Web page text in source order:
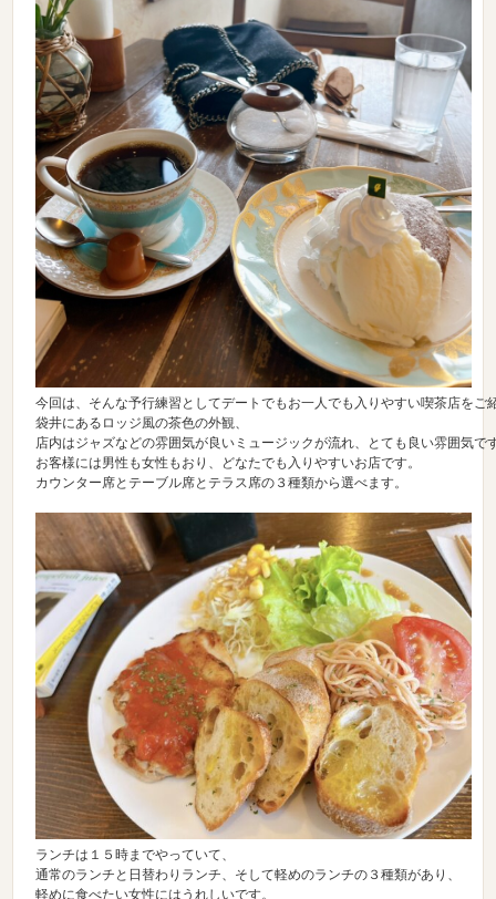
今回は、そんな予行練習としてデートでもお一人でも入りやすい喫茶店をご
袋井にあるロッジ風の茶色の外観、
店内はジャズなどの雰囲気が良いミュージックが流れ、とても良い雰囲気で
お客様には男性も女性もおり、どなたでも入りやすいお店です。
カウンター席とテーブル席とテラス席の３種類から選べます。
ランチは１５時までやっていて、
通常のランチと日替わりランチ、そして軽めのランチの３種類があり、
軽めに食べたい女性にはうれしいです。